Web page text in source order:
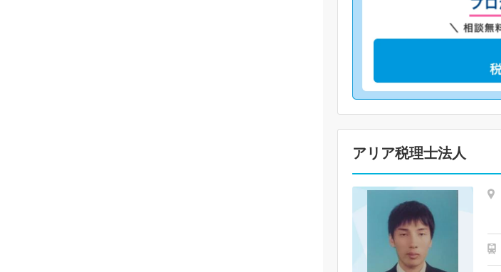
アリア税理士法人